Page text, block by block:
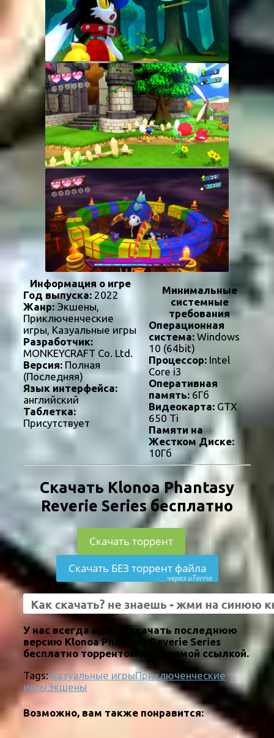
Информация о игре
Год выпуска: 2022
Жанр: Экшены,
Приключенческие
игры, Казуальные игры
Разработчик:
MONKEYCRAFT Co. Ltd.
Версия: Полная
(Последняя)
Язык интерфейса:
английский
Таблетка:
Присутствует
Минимальные
системные
требования
Операционная
система:Windows
10 (64bit)
Процессор:Intel
Core i3
Оперативная
память:6Гб
Видеокарта:GTX
650 Ti
Памяти на
Жестком Диске:
10Гб
Скачать Klonoa Phantasy
Reverie Series бесплатно
Скачать торрент
Скачать БЕЗ торрент файла
через uTorria
У нас всегда можно скачать последнюю
версию Klonoa Phantasy Reverie Series
бесплатно торрентом или прямой ссылкой.
Tags: Казуальные игрыПриключенческие
игрыЭкшены
Возможно, вам также понравится: